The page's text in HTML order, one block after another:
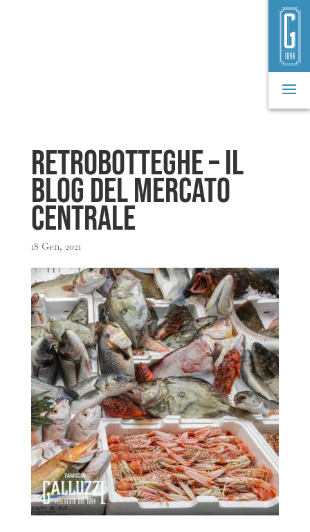
Retrobotteghe – il
blog del Mercato
Centrale
18 Gen, 2021